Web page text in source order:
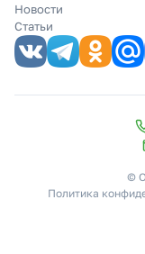
Новости
Статьи
©
Политика